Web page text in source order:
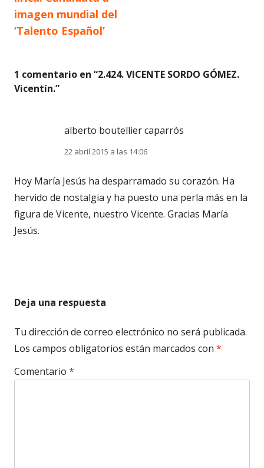
imagen mundial del
‘Talento Español’
1 comentario en “2.424. VICENTE SORDO GÓMEZ.
Vicentín.”
alberto boutellier caparrós
22 abril 2015 a las 14:06
Hoy María Jesús ha desparramado su corazón. Ha
hervido de nostalgia y ha puesto una perla más en la
figura de Vicente, nuestro Vicente. Gracias María
Jesús.
Deja una respuesta
Tu dirección de correo electrónico no será publicada.
Los campos obligatorios están marcados con *
Comentario *